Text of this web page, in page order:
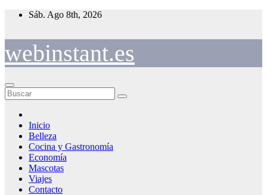
Saltar
Sáb. Ago 8th, 2026
webinstant.es
Inicio
Belleza
Cocina y Gastronomía
Economía
Mascotas
Viajes
Contacto